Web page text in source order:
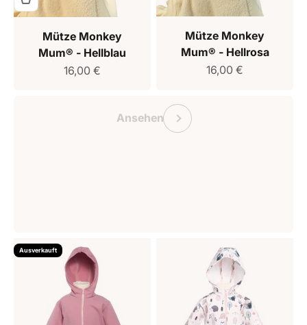
Mütze Monkey
Mum® - Hellblau
Verkaufspreis
16,00 €
Mütze Monkey
Mum® - Hellrosa
Verkaufspreis
16,00 €
AnsehenVorherige
Ausverkauft